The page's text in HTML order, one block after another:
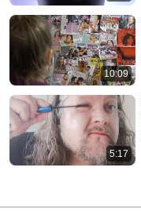
10:09
5:17